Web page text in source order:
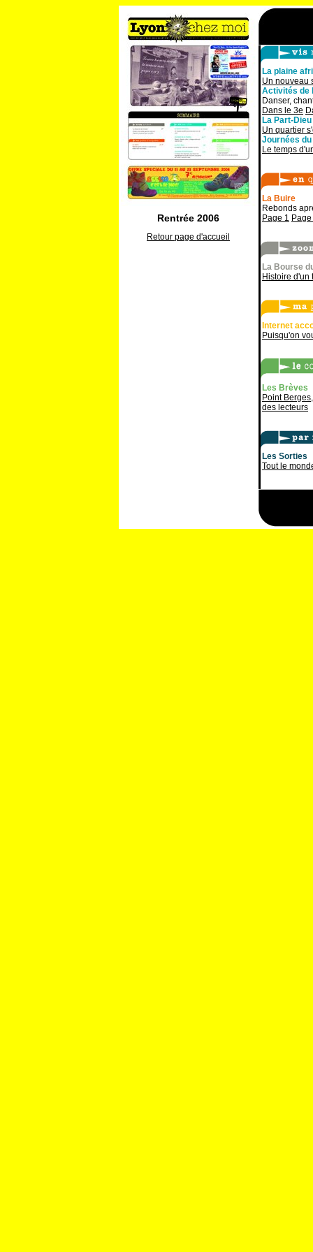
Rentrée 2006
Retour page d'accueil
La plaine
Un nouveau
Activités de
Danser,
Dans le 3e
La Part-Dieu
Un quartier
Journées
Le temps
La Buire
Rebonds
Page 1
La Bourse
Histoire d'un
Internet
Puisqu'on
Les Brèves
Point
des lecteurs
Les Sorties
Tout le